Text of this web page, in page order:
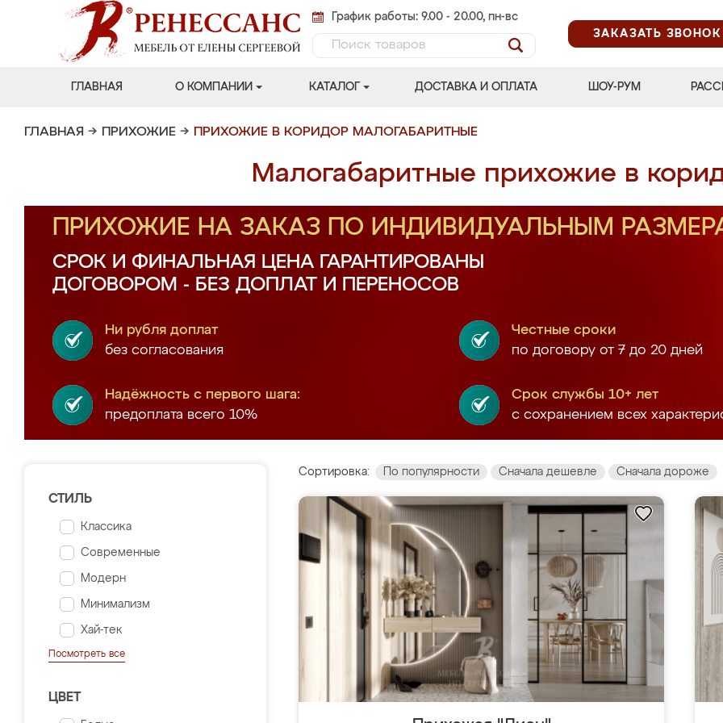
График работы: 9.00 - 20.00, пн-вс
ЗАКАЗАТЬ ЗВОНОК
ГЛАВНАЯ О КОМПАНИИ КАТАЛОГ ДОСТАВКА И ОПЛАТА ШОУ-РУМ
ГЛАВНАЯ → ПРИХОЖИЕ → ПРИХОЖИЕ В КОРИДОР МАЛОГАБАРИТНЫЕ
Малогабаритные прихожие в
ПРИХОЖИЕ НА ЗАКАЗ ПО ИНДИВИДУАЛЬНЫМ
СРОК И ФИНАЛЬНАЯ ЦЕНА ГАРАНТИРОВАНЫ
ДОГОВОРОМ - БЕЗ ДОПЛАТ И ПЕРЕНОСОВ
Ни рубля доплат
без согласования
Честные сроки
по договору от 7 до 20 дней
Надёжность с первого шага:
предоплата всего 10%
Срок службы 10+ лет
с сохранением всех
СТИЛЬ
Классика
Современные
Модерн
Минимализм
Хай-тек
Посмотреть все
ЦВЕТ
Сортировка: По популярности Сначала дешевле Сначала дороже